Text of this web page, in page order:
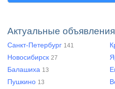
Актуальные
Санкт-Петербург 141
Новосибирск 27
Балашиха 13
Пушкино 13